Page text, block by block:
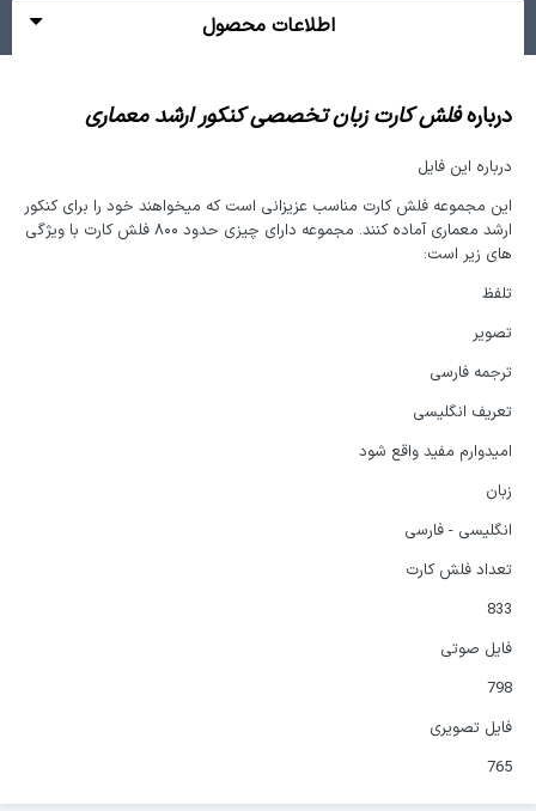
اطلاعات محصول
دربارهفلش کارت زبان تخصصی کنکور ارشد معماری
درباره این فایل
این مجموعه فلش کارت مناسب عزیزانی است که میخواهند خود را برای کنکور
ارشد معماری آماده کنند. مجموعه دارای چیزی حدود ۸۰۰ فلش کارت با ویژگی
های زیر است:
تلفظ
تصویر
ترجمه فارسی
تعریف انگلیسی
امیدوارم مفید واقع شود
زبان
انگلیسی - فارسی
تعداد فلش کارت
833
فایل صوتی
798
فایل تصویری
765